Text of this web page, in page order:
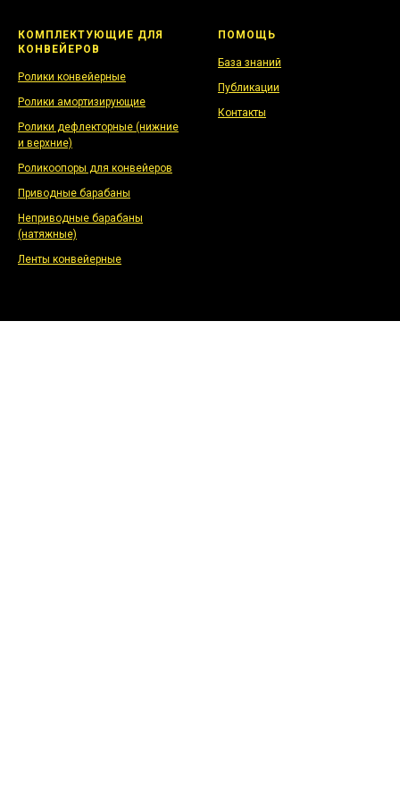
КОМПЛЕКТУЮЩИЕ ДЛЯ
КОНВЕЙЕРОВ
Ролики конвейерные
Ролики амортизирующие
Ролики дефлекторные (нижние
и верхние)
Роликоопоры для конвейеров
Приводные барабаны
Неприводные барабаны
(натяжные)
Ленты конвейерные
ПОМОЩЬ
База знаний
Публикации
Контакты